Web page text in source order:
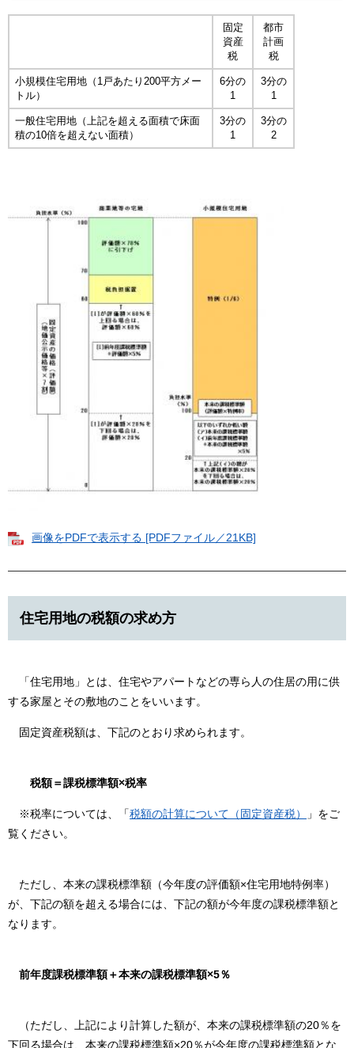
固定
資産
税
都市
計画
税
小規模住宅用地（1戸あたり200平方メー
トル）
6分の
1
3分の
1
一般住宅用地（上記を超える面積で床面
積の10倍を超えない面積）
3分の
1
3分の
2
画像をPDFで表示する [PDFファイル／21KB]
住宅用地の税額の求め方
「住宅用地」とは、住宅やアパートなどの専ら人の住居の用に供
する家屋とその敷地のことをいいます。
固定資産税額は、下記のとおり求められます。
税額＝課税標準額×税率
※税率については、「税額の計算について（固定資産税）
」をご
覧ください。
ただし、本来の課税標準額（今年度の評価額×住宅用地特例率）
が、下記の額を超える場合には、下記の額が今年度の課税標準額と
なります。
前年度課税標準額＋本来の課税標準額×5％
（ただし、上記により計算した額が、本来の課税標準額の20％を
下回る場合は、本来の課税標準額×20％が今年度の課税標準額とな